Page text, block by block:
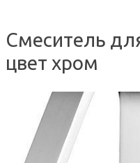
Смеситель
цвет хром